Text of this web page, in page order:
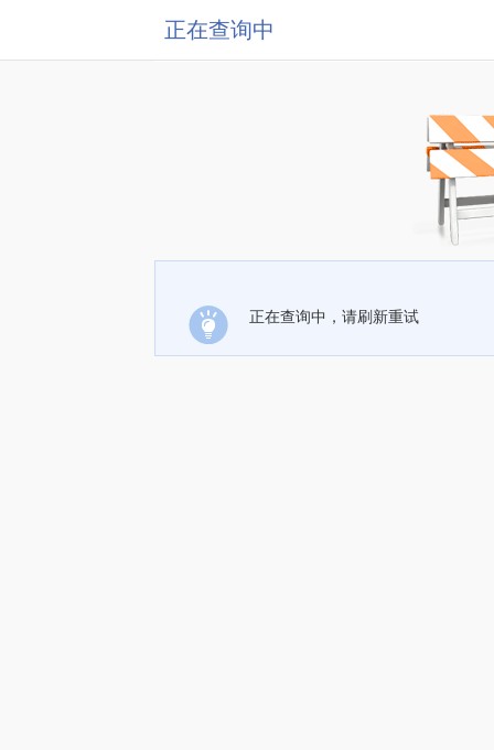
正在查询中
正在查询中，请刷新重试